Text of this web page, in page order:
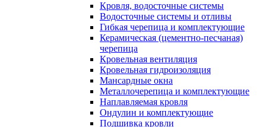
Кровля, водосточные системы
Водосточные системы и отливы
Гибкая черепица и комплектующие
Керамическая (цементно-песчаная)
черепица
Кровельная вентиляция
Кровельная гидроизоляция
Мансардные окна
Металлочерепица и комплектующие
Наплавляемая кровля
Ондулин и комплектующие
Подшивка кровли